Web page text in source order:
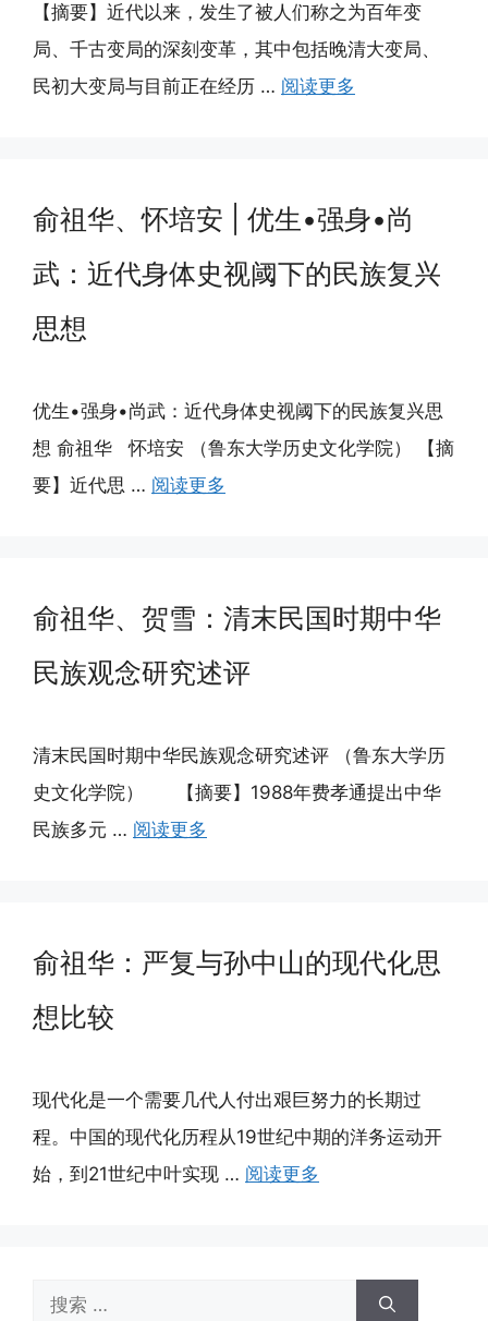
【摘要】近代以来，发生了被人们称之为百年变
局、千古变局的深刻变革，其中包括晚清大变局、
民初大变局与目前正在经历 … 阅读更多
俞祖华、怀培安 | 优生•强身•尚
武：近代身体史视阈下的民族复兴
思想
优生•强身•尚武：近代身体史视阈下的民族复兴思
想 俞祖华 怀培安 （鲁东大学历史文化学院） 【摘
要】近代思 … 阅读更多
俞祖华、贺雪：清末民国时期中华
民族观念研究述评
清末民国时期中华民族观念研究述评 （鲁东大学历
史文化学院） 【摘要】1988年费孝通提出中华
民族多元 … 阅读更多
俞祖华：严复与孙中山的现代化思
想比较
现代化是一个需要几代人付出艰巨努力的长期过
程。中国的现代化历程从19世纪中期的洋务运动开
始，到21世纪中叶实现 … 阅读更多